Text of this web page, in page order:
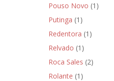
Pouso Novo (1)
Putinga (1)
Redentora (1)
Relvado (1)
Roca Sales (2)
Rolante (1)